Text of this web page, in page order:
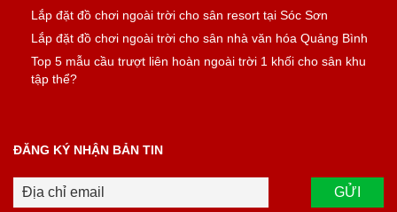
Lắp đặt đồ chơi ngoài trời cho sân resort tại Sóc Sơn
Lắp đặt đồ chơi ngoài trời cho sân nhà văn hóa Quảng Bình
Top 5 mẫu cầu trượt liên hoàn ngoài trời 1 khối cho sân khu
tập thể?
ĐĂNG KÝ NHẬN BẢN TIN